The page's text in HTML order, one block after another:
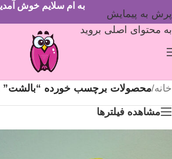
پرش به پیمایش
به محتوای اصلی بروید
به ام سلایم خوش
خانه/محصولات برچسب خورده “بالشت”
مشاهده فیلترها